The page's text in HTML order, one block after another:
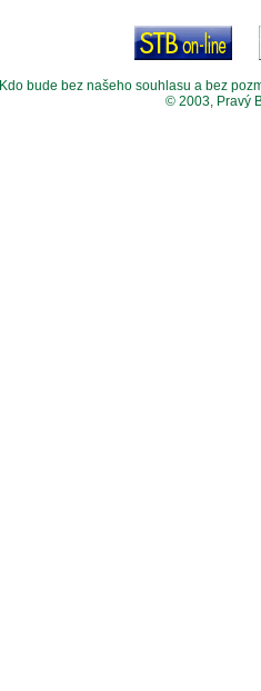
Kdo bude bez našeho souhlasu a bez
© 2003, Pravý